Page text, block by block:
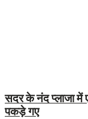
सदर के नंद प्लाजा में
पकड़े गए